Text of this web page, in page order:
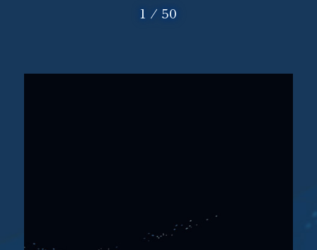
1 / 50